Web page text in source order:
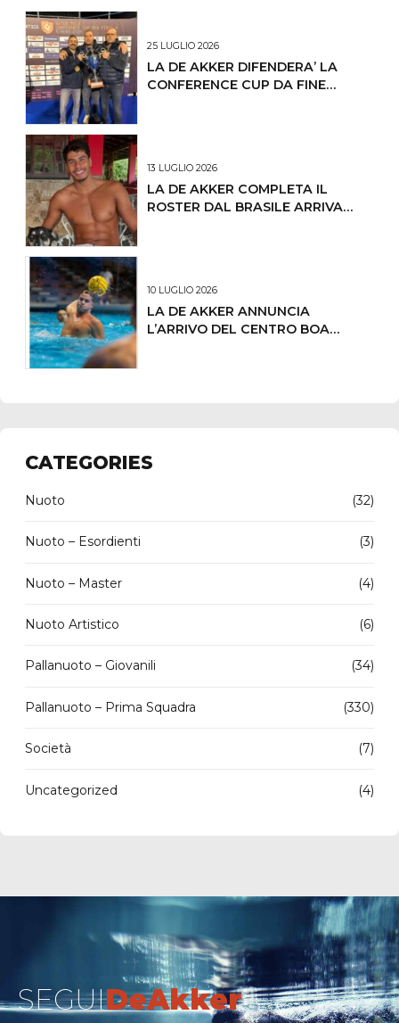
25 LUGLIO 2026
LA DE AKKER DIFENDERA’ LA
CONFERENCE CUP DA FINE
13 LUGLIO 2026
LA DE AKKER COMPLETA IL
ROSTER DAL BRASILE ARRIVA
10 LUGLIO 2026
LA DE AKKER ANNUNCIA
L’ARRIVO DEL CENTRO BOA
CATEGORIES
Nuoto (32)
Nuoto – Esordienti (3)
Nuoto – Master (4)
Nuoto Artistico (6)
Pallanuoto – Giovanili (34)
Pallanuoto – Prima Squadra (330)
Società (7)
Uncategorized (4)
SEGUIDeAkker